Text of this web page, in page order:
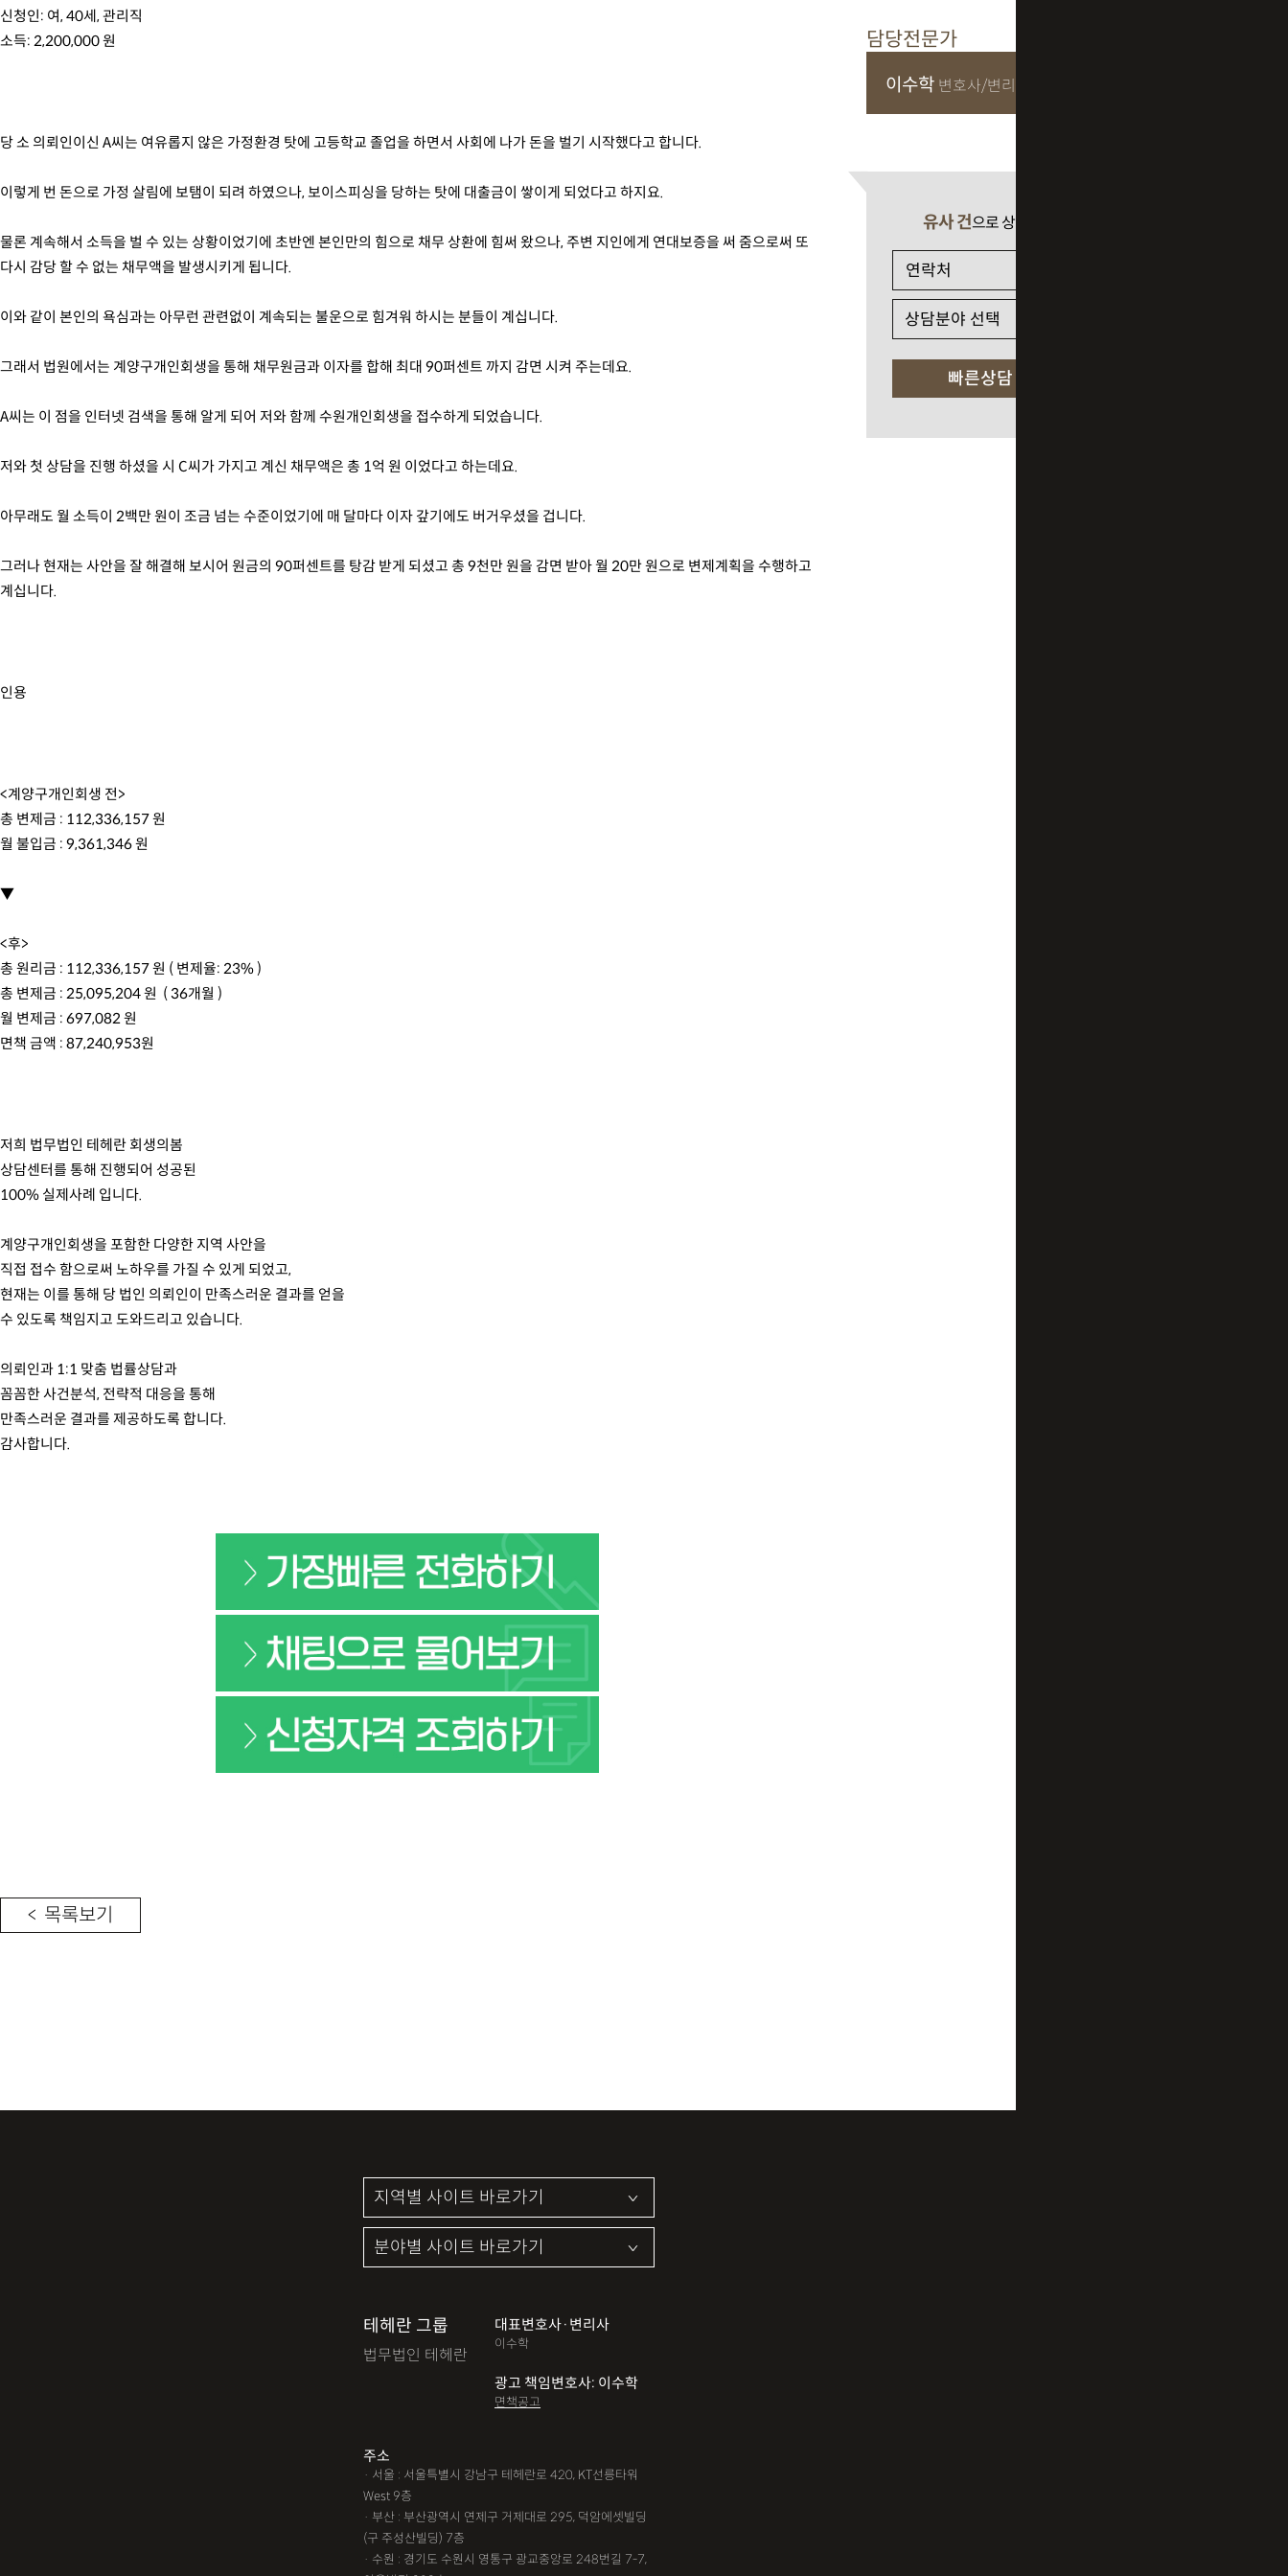
신청인: 여, 40세, 관리직
소득: 2,200,000 원
당 소 의뢰인이신 A씨는 여유롭지 않은 가정환경 탓에 고등학교 졸업을 하면서 사회에 나가 돈을 벌기 시작했다고 합니다.
이렇게 번 돈으로 가정 살림에 보탬이 되려 하였으나, 보이스피싱을 당하는 탓에 대출금이 쌓이게 되었다고 하지요.
물론 계속해서 소득을 벌 수 있는 상황이었기에 초반엔 본인만의 힘으로 채무 상환에 힘써 왔으나, 주변 지인에게 연대보증을 써 줌으로써 또
다시 감당 할 수 없는 채무액을 발생시키게 됩니다.
이와 같이 본인의 욕심과는 아무런 관련없이 계속되는 불운으로 힘겨워 하시는 분들이 계십니다.
그래서 법원에서는 계양구개인회생을 통해 채무원금과 이자를 합해 최대 90퍼센트 까지 감면 시켜 주는데요.
A씨는 이 점을 인터넷 검색을 통해 알게 되어 저와 함께 수원개인회생을 접수하게 되었습니다.
저와 첫 상담을 진행 하셨을 시 C씨가 가지고 계신 채무액은 총 1억 원 이었다고 하는데요.
아무래도 월 소득이 2백만 원이 조금 넘는 수준이었기에 매 달마다 이자 갚기에도 버거우셨을 겁니다.
그러나 현재는 사안을 잘 해결해 보시어 원금의 90퍼센트를 탕감 받게 되셨고 총 9천만 원을 감면 받아 월 20만 원으로 변제계획을 수행하고
계십니다.
인용
<계양구개인회생 전>
총 변제금 : 112,336,157 원
월 불입금 : 9,361,346 원
▼
<후>
총 원리금 : 112,336,157 원 ( 변제율: 23% )
총 변제금 : 25,095,204 원 ( 36개월 )
월 변제금 : 697,082 원
면책 금액 : 87,240,953원
저희 법무법인 테헤란 회생의봄
상담센터를 통해 진행되어 성공된
100% 실제사례 입니다.
계양구개인회생을 포함한 다양한 지역 사안을
직접 접수 함으로써 노하우를 가질 수 있게 되었고,
현재는 이를 통해 당 법인 의뢰인이 만족스러운 결과를 얻을
수 있도록 책임지고 도와드리고 있습니다.
의뢰인과 1:1 맞춤 법률상담과
꼼꼼한 사건분석, 전략적 대응을 통해
만족스러운 결과를 제공하도록 합니다.
감사합니다.
< 목록보기
담당전문가
이수학 변호사/변리사
유사 건으로 상담 필요 시
테헤란 그룹
법무법인 테헤란
대표변호사·변리사
이수학
광고 책임변호사: 이수학
면책공고
주소
· 서울 : 서울특별시 강남구 테헤란로 420, KT선릉타워
West 9층
· 부산 : 부산광역시 연제구 거제대로 295, 덕암에셋빌딩
(구 주성산빌딩) 7층
· 수원 : 경기도 수원시 영통구 광교중앙로 248번길 7-7,